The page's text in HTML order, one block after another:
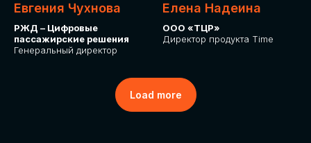
Евгения Чухнова
РЖД – Цифровые
пассажирские решения
Генеральный директор
Елена Надеина
ООО «ТЦР»
Директор продукта Time
Load more